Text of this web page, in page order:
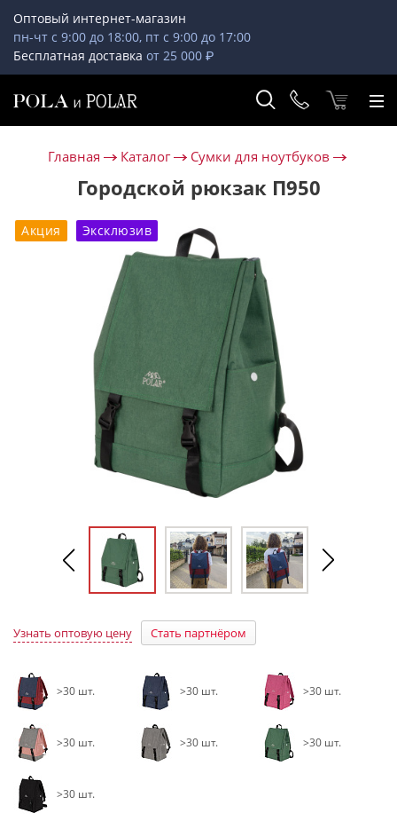
Оптовый интернет-магазин
пн-чт с 9:00 до 18:00, пт с 9:00 до 17:00
Бесплатная доставка от 25 000 ₽
Главная Каталог Сумки для ноутбуков
Городской рюкзак П950
Акция Эксклюзив
Узнать оптовую цену Стать партнёром
>30 шт. >30 шт. >30 шт.
>30 шт. >30 шт. >30 шт.
>30 шт.